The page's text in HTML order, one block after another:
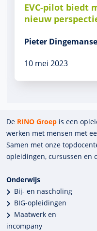
EVC-pilot biedt
nieuw
Pieter Dingemanse
10 mei 2023
De RINO Groep is een
werken met mensen met
Samen met onze
opleidingen, cursussen en
Onderwijs
Bij- en nascholing
BIG-opleidingen
Maatwerk en
incompany